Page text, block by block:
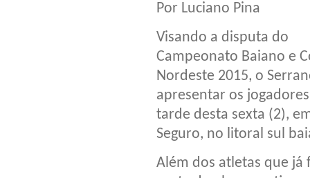
Por Luciano Pina
Visando a disputa do
Campeonato Baiano e
Nordeste 2015, o
apresentar os
tarde desta sexta (2),
Seguro, no litoral sul
Além dos atletas que já